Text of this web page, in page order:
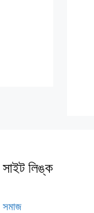
সাইট লিঙ্ক
সমাজ